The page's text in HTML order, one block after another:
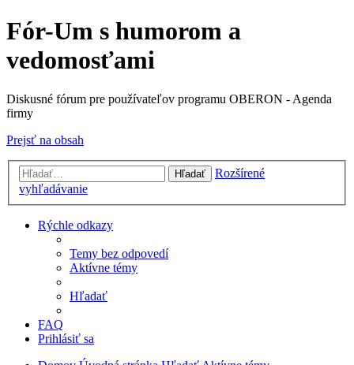
Fór-Um s humorom a
vedomosťami
Diskusné fórum pre používateľov programu OBERON - Agenda
firmy
Prejsť na obsah
Hľadať
Rozšírené
vyhľadávanie
Rýchle odkazy
Temy bez odpovedí
Aktívne témy
Hľadať
FAQ
Prihlásiť sa